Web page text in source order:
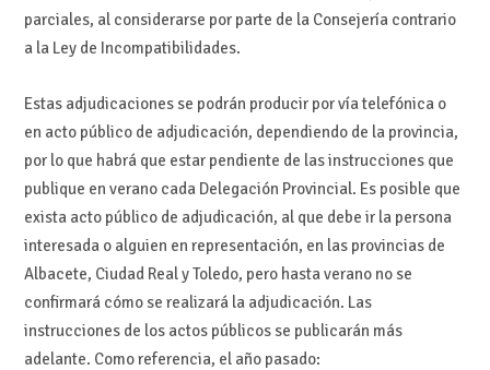
parciales, al considerarse por parte de la Consejería contrario
a la Ley de Incompatibilidades.
Estas adjudicaciones se podrán producir por vía telefónica o
en acto público de adjudicación, dependiendo de la provincia,
por lo que habrá que estar pendiente de las instrucciones que
publique en verano cada Delegación Provincial. Es posible que
exista acto público de adjudicación, al que debe ir la persona
interesada o alguien en representación, en las provincias de
Albacete, Ciudad Real y Toledo, pero hasta verano no se
confirmará cómo se realizará la adjudicación. Las
instrucciones de los actos públicos se publicarán más
adelante. Como referencia, el año pasado: